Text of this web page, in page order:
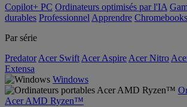
Copilot+ PC Ordinateurs optimisés par l'IA
durables Professionnel Apprendre Chromebooks
Par série
Predator Acer Swift Acer Aspire Acer Nitro
Extensa
Windows
Acer AMD Ryzen™